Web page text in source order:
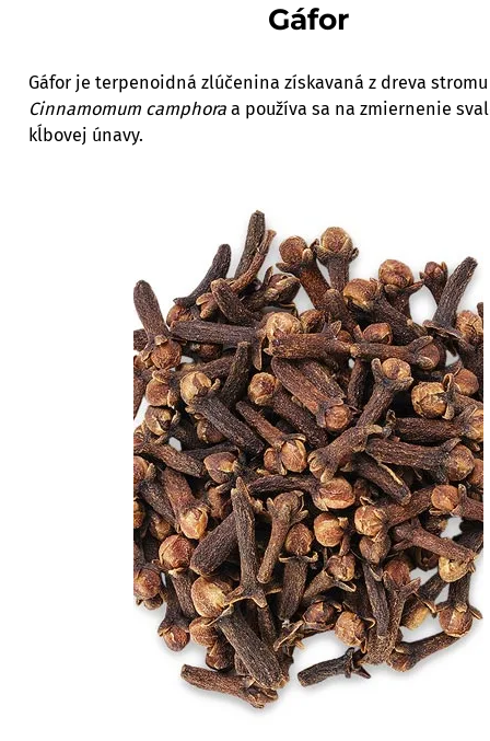
Gáfor
Gáfor je terpenoidná zlúčenina získavaná z dreva
Cinnamomum camphoraa používa sa na zmiernenie
kĺbovej únavy.